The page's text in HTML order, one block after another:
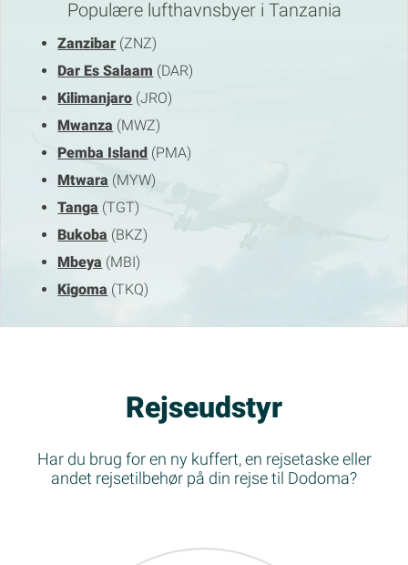
Populære lufthavnsbyer i Tanzania
Zanzibar (ZNZ)
Dar Es Salaam (DAR)
Kilimanjaro (JRO)
Mwanza (MWZ)
Pemba Island (PMA)
Mtwara (MYW)
Tanga (TGT)
Bukoba (BKZ)
Mbeya (MBI)
Kigoma (TKQ)
Rejseudstyr
Har du brug for en ny kuffert, en rejsetaske eller
andet rejsetilbehør på din rejse til Dodoma?